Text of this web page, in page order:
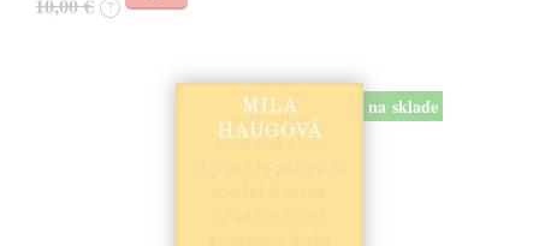
?
na sklade